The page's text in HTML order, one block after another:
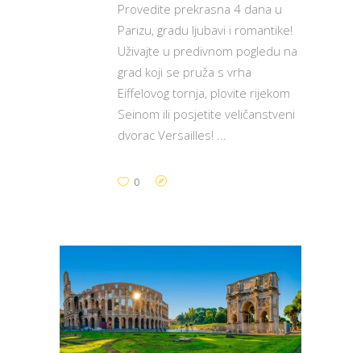
Provedite prekrasna 4 dana u
Parizu, gradu ljubavi i romantike!
Uživajte u predivnom pogledu na
grad koji se pruža s vrha
Eiffelovog tornja, plovite rijekom
Seinom ili posjetite veličanstveni
dvorac Versailles!
0